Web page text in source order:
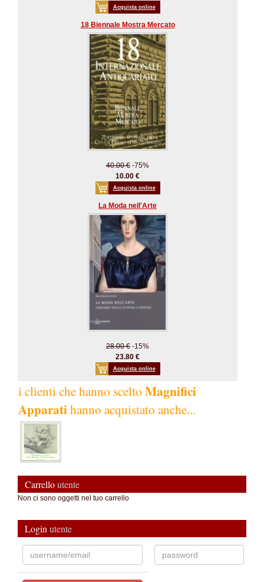
Acquista online
18 Biennale Mostra Mercato
40.00 € -75%
10.00 €
Acquista online
La Moda nell'Arte
28.00 € -15%
23.80 €
Acquista online
i clienti che hanno scelto Magnifici
Apparatihanno acquistato anche...
Carrelloutente
Non ci sono oggetti nel tuo carrello
Login utente